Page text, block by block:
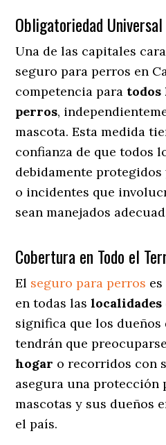
Obligatoriedad Universal
Una de las capitales
seguro para perros en
competencia para todos
perros,
mascota. Esta medida
confianza de que todos
debidamente
o incidentes que
sean manejados
Cobertura en Todo el
El seguro para perros
en todas laslocalidades
significa que los dueños
tendrán que
hogar o recorridos con
asegura una protección
mascotas y sus dueños
el país.